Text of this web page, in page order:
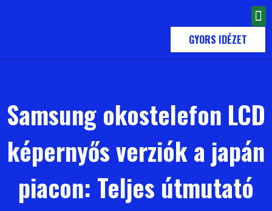
GYORS IDÉZET
Samsung okostelefon LCD
képernyős verziók a japán
piacon: Teljes útmutató